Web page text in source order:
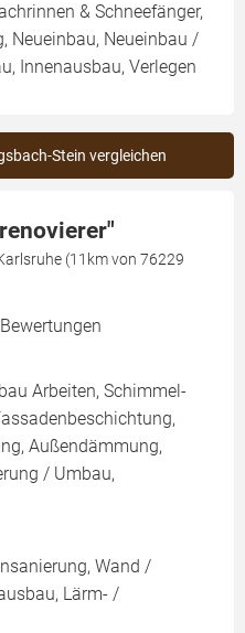
& Schneefänger,
Neueinbau, Neueinbau /
Innenausbau, Verlegen
Stein vergleichen
(11km von 76229
Arbeiten, Schimmel-
Außendämmung,
/ Umbau,
Wand /
Lärm- /